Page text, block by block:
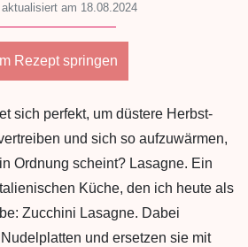
am 18.08.2024
Rezept springen
sich perfekt, um düstere Herbst-
und sich so aufzuwärmen,
Ordnung scheint? Lasagne. Ein
Küche, den ich heute als
Zucchini Lasagne. Dabei
und ersetzen sie mit